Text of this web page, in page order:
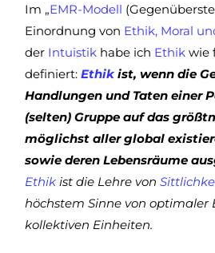
Im „EMR-Modell
Einordnung von Ethik, Moral
der Intuistik habe ich Ethik wie
definiert: Ethik ist, wenn die
Handlungen und Taten einer
(selten) Gruppe auf das
möglichst aller global
sowie deren Lebensräume
Ethik ist die Lehre von
höchstem Sinne von
kollektiven Einheiten.